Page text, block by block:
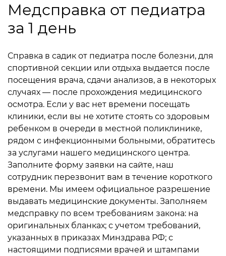
Медсправка от педиатра
за 1 день
Справка в садик от педиатра после болезни, для
спортивной секции или отдыха выдается после
посещения врача, сдачи анализов, а в некоторых
случаях — после прохождения медицинского
осмотра. Если у вас нет времени посещать
клиники, если вы не хотите стоять со здоровым
ребенком в очереди в местной поликлинике,
рядом с инфекционными больными, обратитесь
за услугами нашего медицинского центра.
Заполните форму заявки на сайте, наш
сотрудник перезвонит вам в течение короткого
времени. Мы имеем официальное разрешение
выдавать медицинские документы. Заполняем
медсправку по всем требованиям закона: на
оригинальных бланках; с учетом требований,
указанных в приказах Минздрава РФ; с
настоящими подписями врачей и штампами